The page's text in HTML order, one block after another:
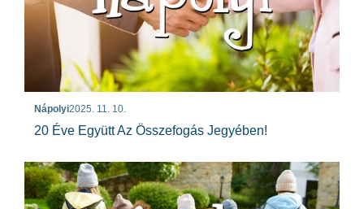
Nápolyi2025. 11. 10.
20 Éve Együtt Az Összefogás Jegyében!